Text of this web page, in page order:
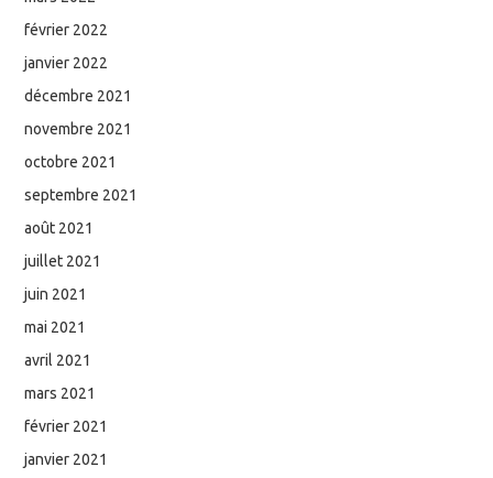
février 2022
janvier 2022
décembre 2021
novembre 2021
octobre 2021
septembre 2021
août 2021
juillet 2021
juin 2021
mai 2021
avril 2021
mars 2021
février 2021
janvier 2021